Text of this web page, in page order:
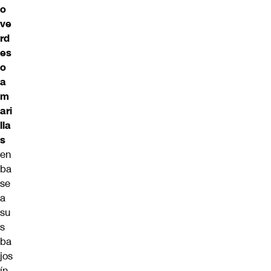
o
ve
rd
es
o
a
m
ari
lla
s
en
ba
se
a
su
s
ba
jos